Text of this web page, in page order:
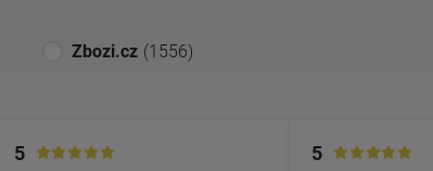
Zbozi.cz (1556)
5 5